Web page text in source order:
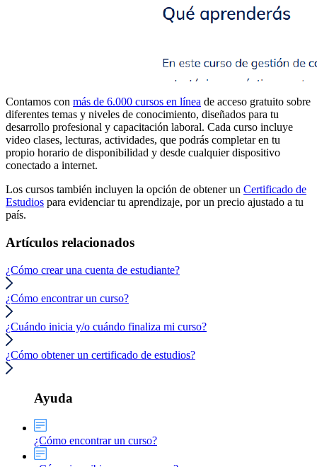
Contamos con más de 6.000 cursos en línea de acceso gratuito sobre
diferentes temas y niveles de conocimiento, diseñados para tu
desarrollo profesional y capacitación laboral. Cada curso incluye
video clases, lecturas, actividades, que podrás completar en tu
propio horario de disponibilidad y desde cualquier dispositivo
conectado a internet.
Los cursos también incluyen la opción de obtener un Certificado de
Estudios para evidenciar tu aprendizaje, por un precio ajustado a tu
país.
Artículos relacionados
¿Cómo crear una cuenta de estudiante?
¿Cómo encontrar un curso?
¿Cuándo inicia y/o cuándo finaliza mi curso?
¿Cómo obtener un certificado de estudios?
Ayuda
¿Cómo encontrar un curso?